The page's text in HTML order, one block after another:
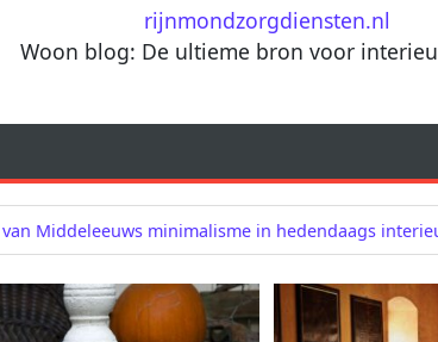
rijnmondzorgdiensten.nl
Woon blog: De ultieme bron voor
Middeleeuws minimalisme in hedendaags